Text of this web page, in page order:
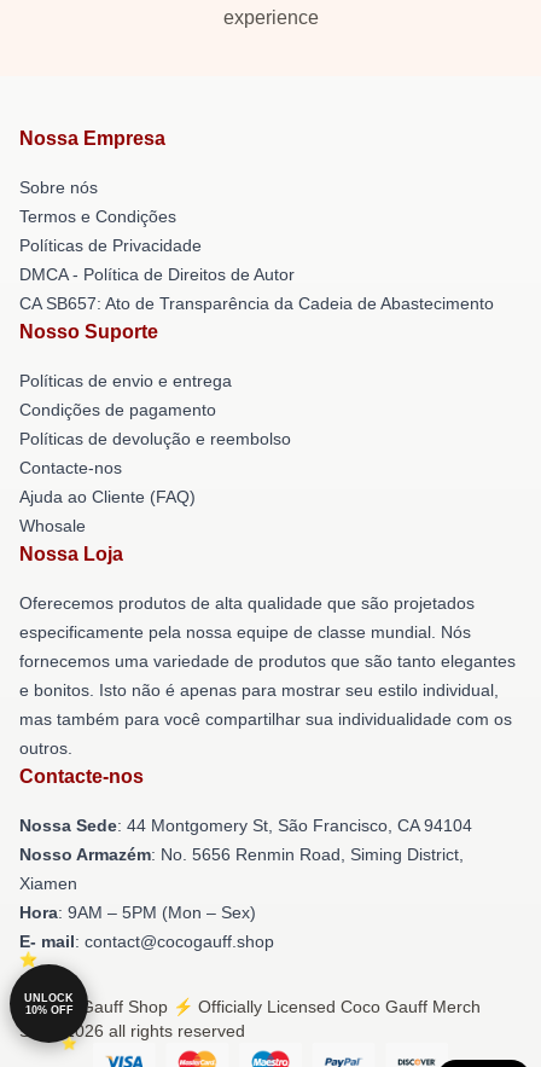
experience
Nossa Empresa
Sobre nós
Termos e Condições
Políticas de Privacidade
DMCA - Política de Direitos de Autor
CA SB657: Ato de Transparência da Cadeia de Abastecimento
Nosso Suporte
Políticas de envio e entrega
Condições de pagamento
Políticas de devolução e reembolso
Contacte-nos
Ajuda ao Cliente (FAQ)
Whosale
Nossa Loja
Oferecemos produtos de alta qualidade que são projetados
especificamente pela nossa equipe de classe mundial. Nós
fornecemos uma variedade de produtos que são tanto elegantes
e bonitos. Isto não é apenas para mostrar seu estilo individual,
mas também para você compartilhar sua individualidade com os
outros.
Contacte-nos
Nossa Sede: 44 Montgomery St, São Francisco, CA 94104
Nosso Armazém: No. 5656 Renmin Road, Siming District,
Xiamen
Hora: 9AM – 5PM (Mon – Sex)
E- mail: contact@cocogauff.shop
© Coco Gauff Shop ⚡️ Officially Licensed Coco Gauff Merch
Store 2026 all rights reserved
UNLOCK
10% OFF